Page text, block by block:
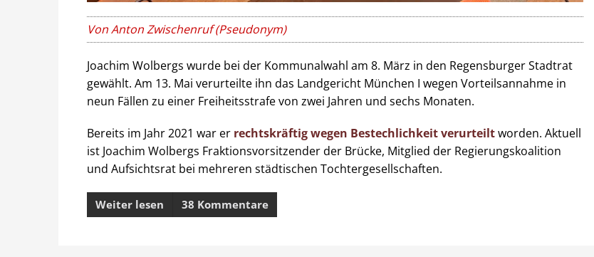
Von Anton Zwischenruf (Pseudonym)
Joachim Wolbergs wurde bei der Kommunalwahl am 8. März in den Regensburger Stadtrat
gewählt. Am 13. Mai verurteilte ihn das Landgericht München I wegen Vorteilsannahme in
neun Fällen zu einer Freiheitsstrafe von zwei Jahren und sechs Monaten.
Bereits im Jahr 2021 war er rechtskräftig wegen Bestechlichkeit verurteiltworden. Aktuell
ist Joachim Wolbergs Fraktionsvorsitzender der Brücke, Mitglied der Regierungskoalition
und Aufsichtsrat bei mehreren städtischen Tochtergesellschaften.
Weiter lesen 38 Kommentare